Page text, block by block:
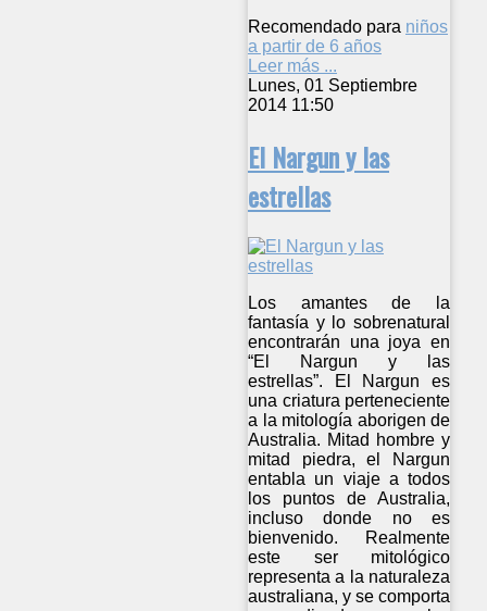
Recomendado para niños
a partir de 6 años
Leer más ...
Lunes, 01 Septiembre
2014 11:50
El Nargun y las
estrellas
Los amantes de la
fantasía y lo sobrenatural
encontrarán una joya en
“El Nargun y las
estrellas”. El Nargun es
una criatura perteneciente
a la mitología aborigen de
Australia. Mitad hombre y
mitad piedra, el Nargun
entabla un viaje a todos
los puntos de Australia,
incluso donde no es
bienvenido. Realmente
este ser mitológico
representa a la naturaleza
australiana, y se comporta